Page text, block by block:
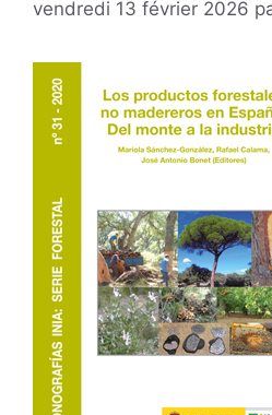
vendredi 13 février 2026